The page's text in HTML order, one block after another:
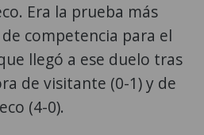
Era la prueba más
competencia para el
llegó a ese duelo tras
de visitante (0-1) y de
(4-0).